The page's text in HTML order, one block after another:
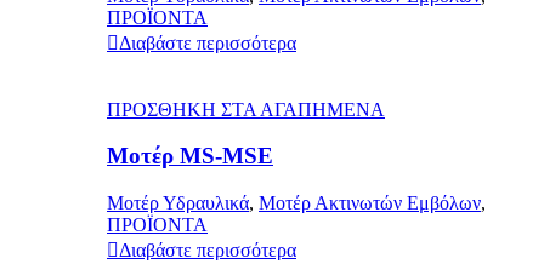
ΠΡΟΪΟΝΤΑ
Διαβάστε περισσότερα
ΠΡΟΣΘΗΚΗ ΣΤΑ ΑΓΑΠΗΜΕΝΑ
Μοτέρ MS-MSE
Μοτέρ Υδραυλικά, Μοτέρ Ακτινωτών Εμβόλων,
ΠΡΟΪΟΝΤΑ
Διαβάστε περισσότερα